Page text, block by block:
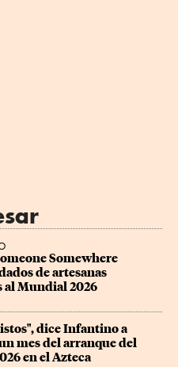
Somewhere
de artesanas
al Mundial 2026
dice Infantino a
mes del arranque del
en el Azteca